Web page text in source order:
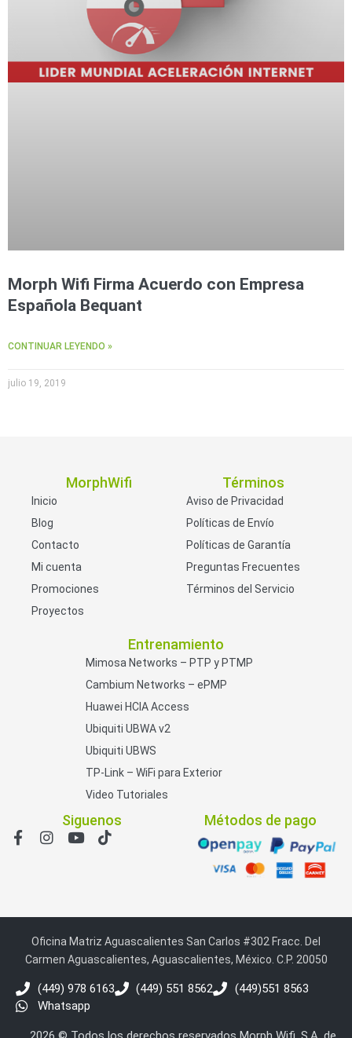
Morph Wifi Firma Acuerdo con Empresa
Española Bequant
CONTINUAR LEYENDO »
julio 19, 2019
MorphWifi
Inicio
Blog
Contacto
Mi cuenta
Promociones
Proyectos
Términos
Aviso de Privacidad
Políticas de Envío
Políticas de Garantía
Preguntas Frecuentes
Términos del Servicio
Entrenamiento
Mimosa Networks – PTP y PTMP
Cambium Networks – ePMP
Huawei HCIA Access
Ubiquiti UBWA v2
Ubiquiti UBWS
TP-Link – WiFi para Exterior
Video Tutoriales
Siguenos Métodos de pago
Oficina Matriz Aguascalientes San Carlos #302 Fracc. Del
Carmen Aguascalientes, Aguascalientes, México. C.P. 20050
(449) 978 6163 (449) 551 8562
(449)551 8563
Whatsapp